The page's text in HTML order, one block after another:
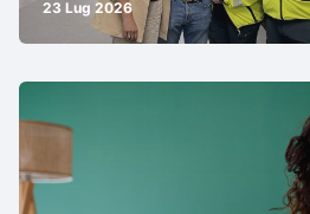
23 Lug 2026